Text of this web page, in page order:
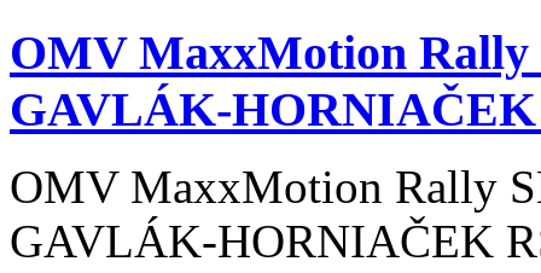
OMV MaxxMotion
GAVLÁK-HORNIAČEK
OMV MaxxMotion Rally
GAVLÁK-HORNIAČEK